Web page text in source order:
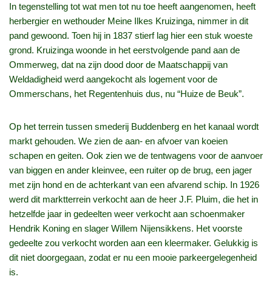
In tegenstelling tot wat men tot nu toe heeft aangenomen, heeft
herbergier en wethouder Meine Ilkes Kruizinga, nimmer in dit
pand gewoond. Toen hij in 1837 stierf lag hier een stuk woeste
grond. Kruizinga woonde in het eerstvolgende pand aan de
Ommerweg, dat na zijn dood door de Maatschappij van
Weldadigheid werd aangekocht als logement voor de
Ommerschans, het Regentenhuis dus, nu “Huize de Beuk”.
Op het terrein tussen smederij Buddenberg en het kanaal wordt
markt gehouden. We zien de aan- en afvoer van koeien
schapen en geiten. Ook zien we de tentwagens voor de aanvoer
van biggen en ander kleinvee, een ruiter op de brug, een jager
met zijn hond en de achterkant van een afvarend schip. In 1926
werd dit marktterrein verkocht aan de heer J.F. Pluim, die het in
hetzelfde jaar in gedeelten weer verkocht aan schoenmaker
Hendrik Koning en slager Willem Nijensikkens. Het voorste
gedeelte zou verkocht worden aan een kleermaker. Gelukkig is
dit niet doorgegaan, zodat er nu een mooie parkeergelegenheid
is.